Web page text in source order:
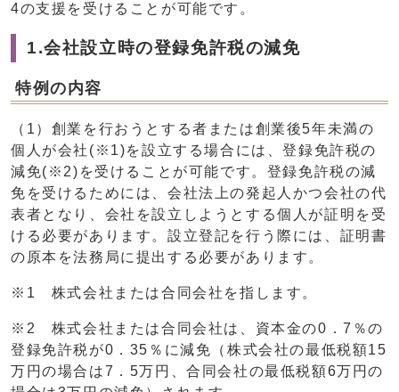
4の支援を受けることが可能です。
1.会社設立時の登録免許税の減免
特例の内容
（1）創業を行おうとする者または創業後5年未満の
個人が会社(※1)を設立する場合には、登録免許税の
減免(※2)を受けることが可能です。登録免許税の減
免を受けるためには、会社法上の発起人かつ会社の代
表者となり、会社を設立しようとする個人が証明を受
ける必要があります。設立登記を行う際には、証明書
の原本を法務局に提出する必要があります。
※1 株式会社または合同会社を指します。
※2 株式会社または合同会社は、資本金の0．7％の
登録免許税が0．35％に減免（株式会社の最低税額15
万円の場合は7．5万円、合同会社の最低税額6万円の